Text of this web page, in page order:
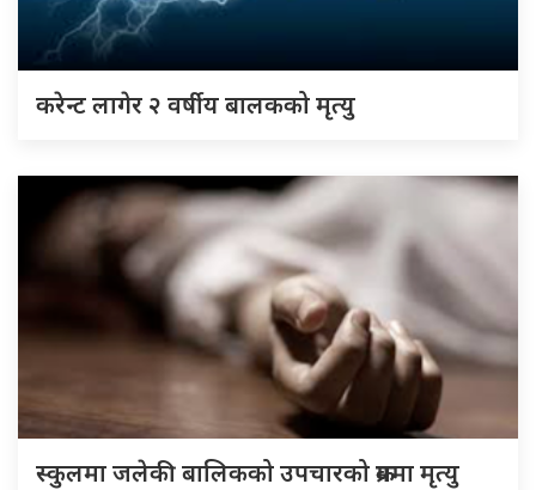
करेन्ट लागेर २ वर्षीय बालकको मृत्यु
स्कुलमा जलेकी बालिकको उपचारको क्रममा मृत्यु